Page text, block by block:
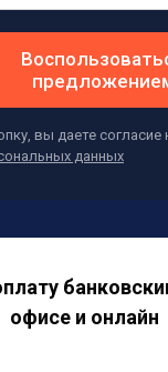
вы даете согласие
данных
офисе и онлайн